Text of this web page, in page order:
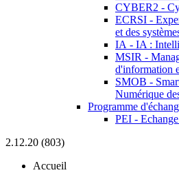
CYBER2 -
ECRSI -
et des
IA - IA :
MSIR -
d'information
SMOB -
Numérique
Programme
PEI -
2.12.20 (803)
Accueil